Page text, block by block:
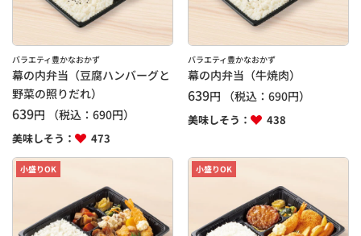
バラエティ豊かなおかず
幕の内弁当（豆腐ハンバーグと
野菜の照りだれ）
639円 （税込： 690円）
美味しそう： 473
バラエティ豊かなおかず
幕の内弁当（牛焼肉）
639円 （税込：690円）
美味しそう： 438
小盛りOK 小盛りOK